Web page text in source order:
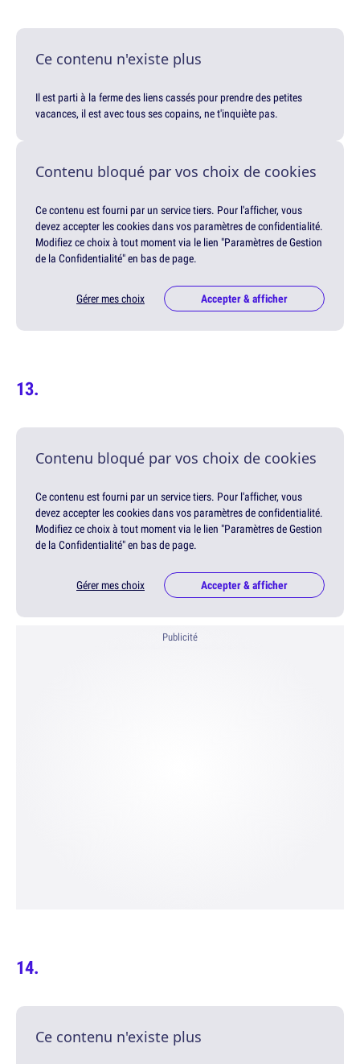
Ce contenu n'existe plus
Il est parti à la ferme des liens cassés pour prendre des petites
vacances, il est avec tous ses copains, ne t'inquiète pas.
Contenu bloqué par vos choix de cookies
Ce contenu est fourni par un service tiers. Pour l'afficher, vous
devez accepter les cookies dans vos paramètres de confidentialité.
Modifiez ce choix à tout moment via le lien "Paramètres de Gestion
de la Confidentialité" en bas de page.
Gérer mes choix Accepter & afficher
Contenu bloqué par vos choix de cookies
Ce contenu est fourni par un service tiers. Pour l'afficher, vous
devez accepter les cookies dans vos paramètres de confidentialité.
Modifiez ce choix à tout moment via le lien "Paramètres de Gestion
de la Confidentialité" en bas de page.
Gérer mes choix Accepter & afficher
Publicité
Ce contenu n'existe plus